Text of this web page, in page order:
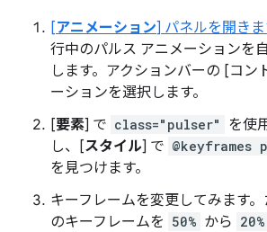
[アニメーション] パネルを開きま
行中のパルス アニメーションを
します。アクションバーの [コン
ーションを選択します。
[要素] で class="pulser"
を使
し、[スタイル] で @keyframes
を見つけます。
キーフレームを変更してみます
のキーフレームを 50% から 20%